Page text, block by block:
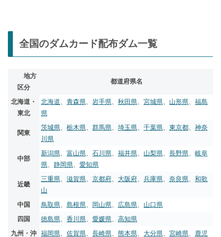
全国のダムカード配布ダム一覧
地方
区分
都道府県名
北海道・
東北
北海道 青森県 岩手県 秋田県 宮城県 山形県
福島
県
関東
茨城県 栃木県 群馬県 埼玉県 千葉県 東京都
神奈
川県
中部
新潟県 富山県 石川県 福井県 山梨県 長野県
岐阜
県
静岡県 愛知県
近畿
三重県 滋賀県 京都府 大阪府 兵庫県 奈良県
和歌
山
中国
鳥取県 島根県 岡山県 広島県
山口県
四国
徳島県 香川県 愛媛県
高知県
九州・沖 福岡県 佐賀県 長崎県 熊本県 大分県 宮崎県 鹿児